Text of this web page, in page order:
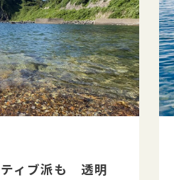
ティブ派も 透明